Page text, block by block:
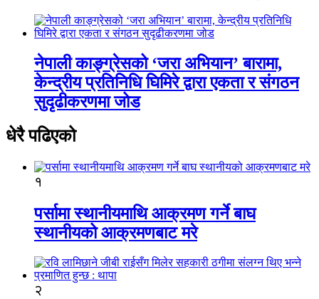
नेपाली काङ्ग्रेसको ‘जरा अभियान’ बारामा,
केन्द्रीय प्रतिनिधि घिमिरे द्वारा एकता र संगठन
सुदृढीकरणमा जोड
धेरै पढिएको
१
पर्सामा स्थानीयमाथि आक्रमण गर्ने बाघ
स्थानीयको आक्रमणबाट मरे
२